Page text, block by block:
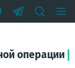
операции